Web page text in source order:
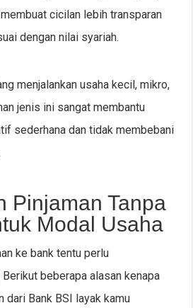
cicilan lebih transparan
dengan nilai syariah.
menjalankan usaha kecil, mikro,
jenis ini sangat membantu
sederhana dan tidak membebani
Pinjaman Tanpa
Modal Usaha
ke bank tentu perlu
beberapa alasan kenapa
dari Bank BSI layak kamu